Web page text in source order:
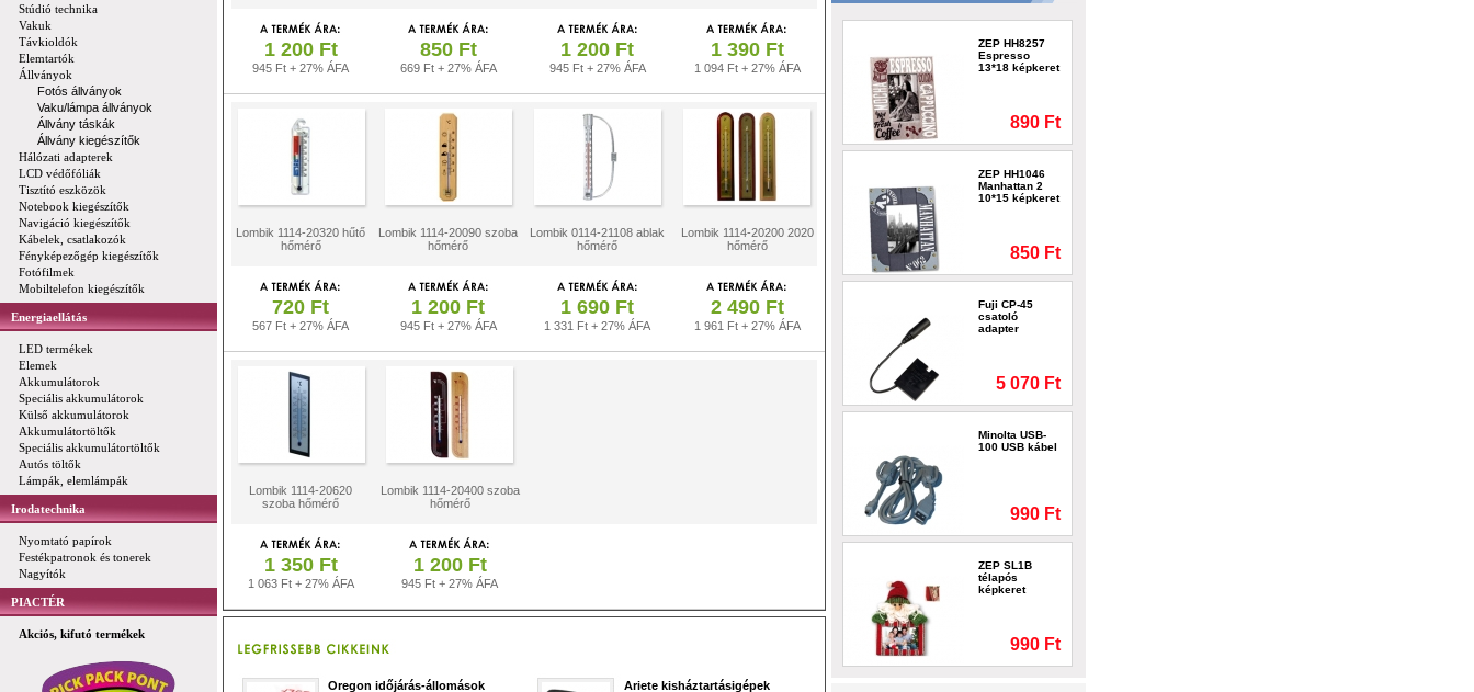
Stúdió technika
Vakuk
Távkioldók
Elemtartók
Állványok
Fotós állványok
Vaku/lámpa állványok
Állvány táskák
Állvány kiegészítők
Hálózati adapterek
LCD védőfóliák
Tisztító eszközök
Notebook kiegészítők
Navigáció kiegészítők
Kábelek, csatlakozók
Fényképezőgép kiegészítők
Fotófilmek
Mobiltelefon kiegészítők
Energiaellátás
LED termékek
Elemek
Akkumulátorok
Speciális akkumulátorok
Külső akkumulátorok
Akkumulátortöltők
Speciális akkumulátortöltők
Autós töltők
Lámpák, elemlámpák
Irodatechnika
Nyomtató papírok
Festékpatronok és tonerek
Nagyítók
PIACTÉR
Akciós, kifutó termékek
1 200 Ft
945 Ft + 27% ÁFA
850 Ft
669 Ft + 27% ÁFA
1 200 Ft
945 Ft + 27% ÁFA
1 390 Ft
1 094 Ft + 27% ÁFA
Lombik 1114-20320 hűtő
hőmérő
Lombik 1114-20090 szoba
hőmérő
Lombik 0114-21108 ablak
hőmérő
Lombik 1114-20200 2020
hőmérő
720 Ft
567 Ft + 27% ÁFA
1 200 Ft
945 Ft + 27% ÁFA
1 690 Ft
1 331 Ft + 27% ÁFA
2 490 Ft
1 961 Ft + 27% ÁFA
Lombik 1114-20620
szoba hőmérő
Lombik 1114-20400 szoba
hőmérő
1 350 Ft
1 063 Ft + 27% ÁFA
1 200 Ft
945 Ft + 27% ÁFA
Oregon időjárás-állomások Ariete kisháztartásigépek
ZEP HH8257
Espresso
13*18 képkeret
890 Ft
ZEP HH1046
Manhattan 2
10*15 képkeret
850 Ft
Fuji CP-45
csatoló
adapter
5 070 Ft
Minolta USB-
100 USB kábel
990 Ft
ZEP SL1B
télapós
képkeret
990 Ft